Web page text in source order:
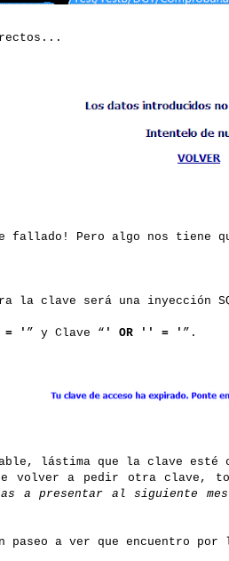
fallado! Pero algo nos tiene
la clave será una inyección
= ' ” y Clave “ ' OR '' = ' ”.
lástima que la clave
volver a pedir otra clave,
a presentar al siguiente mes
paseo a ver que encuentro por